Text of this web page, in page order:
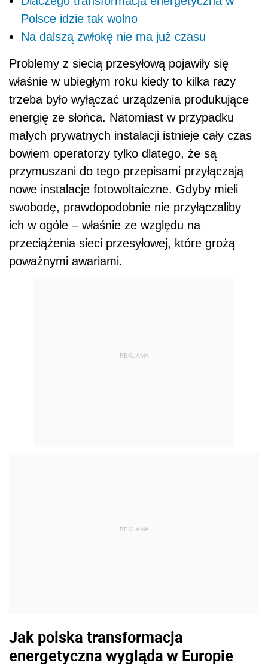
Polsce idzie tak wolno
Na dalszą zwłokę nie ma już czasu
Problemy z siecią przesyłową pojawiły się
właśnie w ubiegłym roku kiedy to kilka razy
trzeba było wyłączać urządzenia produkujące
energię ze słońca. Natomiast w przypadku
małych prywatnych instalacji istnieje cały czas
bowiem operatorzy tylko dlatego, że są
przymuszani do tego przepisami przyłączają
nowe instalacje fotowoltaiczne. Gdyby mieli
swobodę, prawdopodobnie nie przyłączaliby
ich w ogóle – właśnie ze względu na
przeciążenia sieci przesyłowej, które grożą
poważnymi awariami.
REKLAMA
REKLAMA
Jak polska transformacja
energetyczna wygląda w Europie